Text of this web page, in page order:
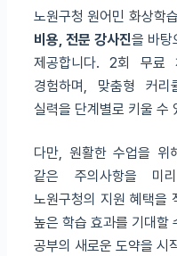
노원구청 원어민 화상학
비용, 전문 강사진을 바탕
제공합니다. 2회 무료
경험하며, 맞춤형 커리
실력을 단계별로 키울 수
다만, 원활한 수업을 위
같은 주의사항을 미
노원구청의 지원 혜택을
높은 학습 효과를 기대할
공부의 새로운 도약을 시